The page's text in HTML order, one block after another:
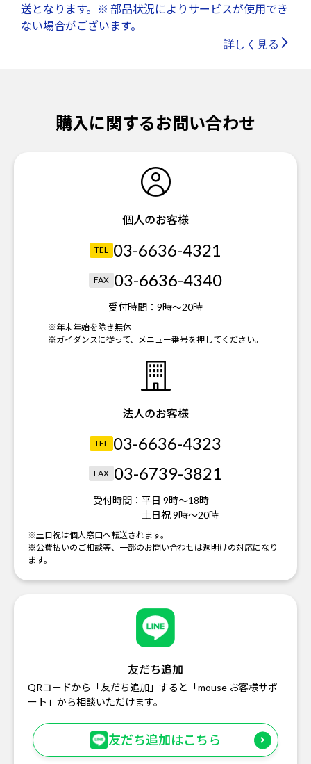
送となります。※ 部品状況によりサービスが使用でき
ない場合がございます。
詳しく見る
購入に関するお問い合わせ
個人のお客様
TEL 03-6636-4321
FAX 03-6636-4340
受付時間： 9時～20時
※年末年始を除き無休
※ガイダンスに従って、メニュー番号を押してください。
法人のお客様
TEL 03-6636-4323
FAX 03-6739-3821
受付時間： 平日 9時～18時
土日祝 9時～20時
※土日祝は個人窓口へ転送されます。
※公費払いのご相談等、一部のお問い合わせは週明けの対応になり
ます。
友だち追加
QRコードから「友だち追加」すると「mouse お客様サポ
ート」から相談いただけます。
友だち追加はこちら